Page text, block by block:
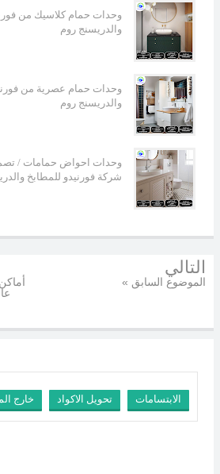
وحدات حمام كلاسيك من
والدريسنج روم
وحدات حمام عصرية من
والدريسنج روم
وحدات احواض حمامات /
شركة فورنيدو للمطابخ
التالي
« الموضوع السابق
خارج تحويل الاكواد الابتسامات